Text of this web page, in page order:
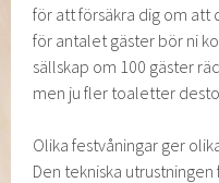
för att försäkra dig om
för antalet gäster bör ni
sällskap om 100 gäster
men ju fler toaletter
Olika festvåningar ger
Den tekniska